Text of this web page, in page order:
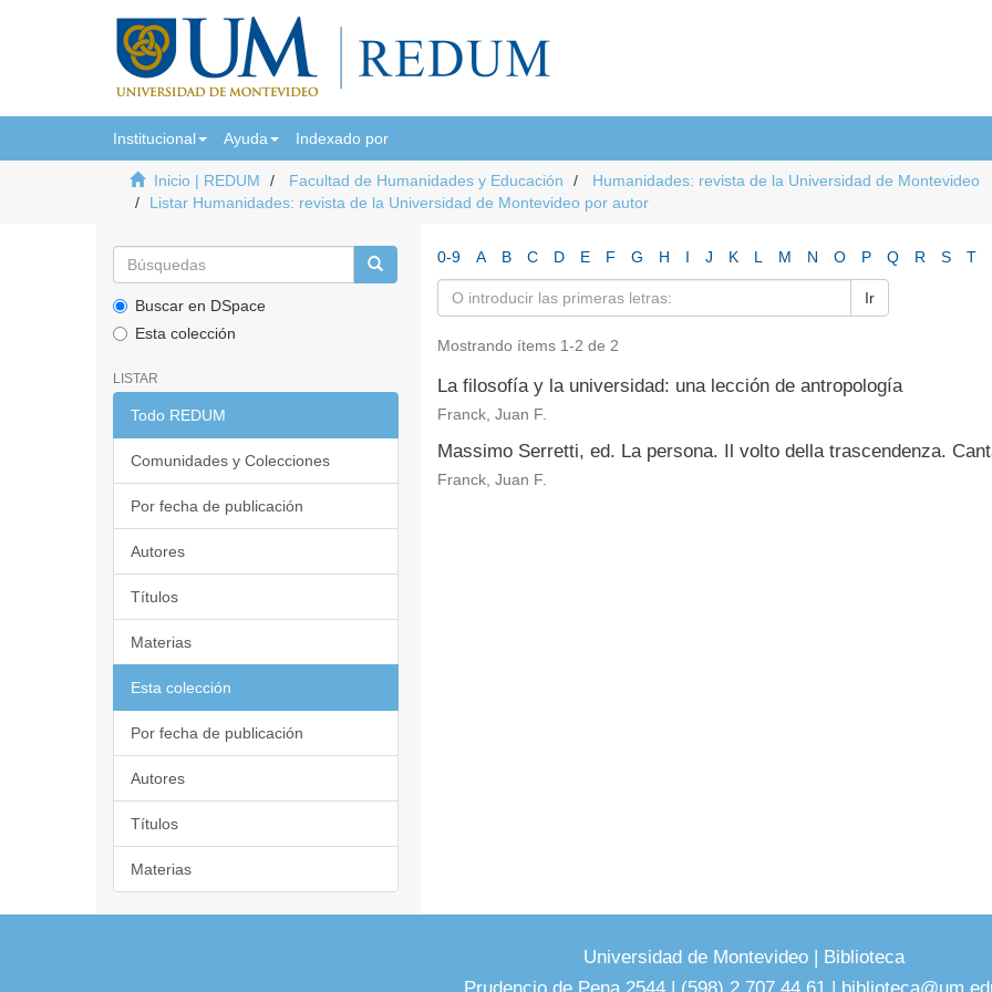
Institucional Ayuda Indexado por
Inicio | REDUM Facultad de Humanidades y Educación
Humanidades: revista de la Universidad de Montevideo
Listar Humanidades: revista de la Universidad de Montevideo por autor
Buscar en DSpace
Esta colección
LISTAR
Todo REDUM
Comunidades y Colecciones
Por fecha de publicación
Autores
Títulos
Materias
Esta colección
Por fecha de publicación
Autores
Títulos
Materias
0-9 A B C D E F G H I J K L M N O P Q R S T
Ir
Mostrando ítems 1-2 de 2
La filosofía y la universidad: una lección de antropología
Franck, Juan F.
Massimo Serretti, ed. La persona. Il volto della trascendenza.
Franck, Juan F.
Universidad de Montevideo | Biblioteca